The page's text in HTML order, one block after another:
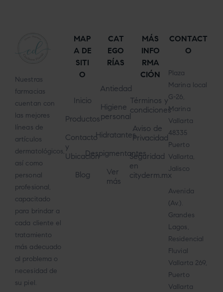
Nuestras
farmacias
cuentan con
las mejores
líneas de
artículos
dermatológicos,
así como
personal
profesional,
capacitado
para brindar a
cada cliente el
tratamiento
más adecuado
al problema o
necesidad de
su piel.
MAP
A DE
SITI
O
Inicio
Productos
Contacto
y
Ubicación
Blog
CAT
EGO
RÍAS
Antiedad
Higiene
personal
Hidratantes
Despigmentantes
Ver
más
MÁS
INFO
RMA
CIÓN
Términos y
condiciones
Aviso de
Privacidad
Seguridad
en
cityderm.mx
CONTACT
O
Plaza
Marina local
G-26,
Marina
Vallarta
48335
Puerto
Vallarta,
Jalisco
Avenida
(Av.).
Grandes
Lagos,
Residencial
Fluvial
Vallarta 269,
Puerto
Vallarta